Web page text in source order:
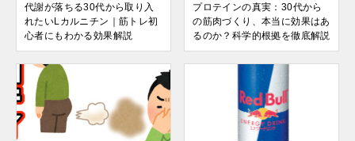
代謝が落ちる30代から取り入
れたいLカルニチン｜筋トレ初
心者にもわかる効果解説
プロテインの真実：30代から
の筋肉づくり、本当に効果はあ
るのか？科学的根拠を徹底解説